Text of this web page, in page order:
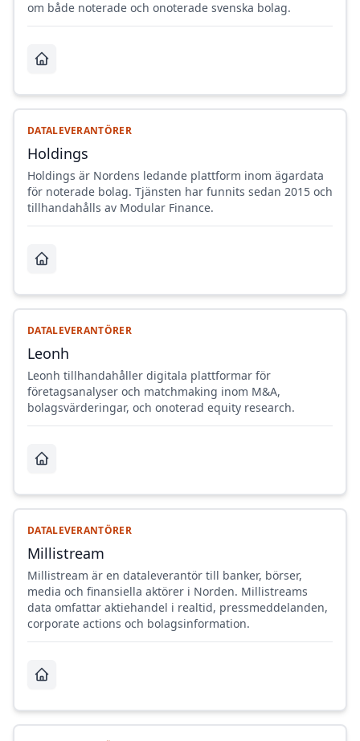
om både noterade och onoterade svenska bolag.
DATALEVERANTÖRER
Holdings
Holdings är Nordens ledande plattform inom ägardata
för noterade bolag. Tjänsten har funnits sedan 2015 och
tillhandahålls av Modular Finance.
DATALEVERANTÖRER
Leonh
Leonh tillhandahåller digitala plattformar för
företagsanalyser och matchmaking inom M&A,
bolagsvärderingar, och onoterad equity research.
DATALEVERANTÖRER
Millistream
Millistream är en dataleverantör till banker, börser,
media och finansiella aktörer i Norden. Millistreams
data omfattar aktiehandel i realtid, pressmeddelanden,
corporate actions och bolagsinformation.